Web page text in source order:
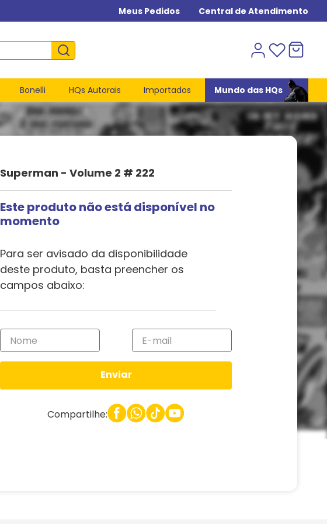
Meus Pedidos Central de Atendimento
Bonelli HQs Autorais Importados Mundo das HQs
Superman - Volume 2 # 222
Este produto não está disponível no
momento
Para ser avisado da disponibilidade
deste produto, basta preencher os
campos abaixo:
Enviar
Compartilhe: